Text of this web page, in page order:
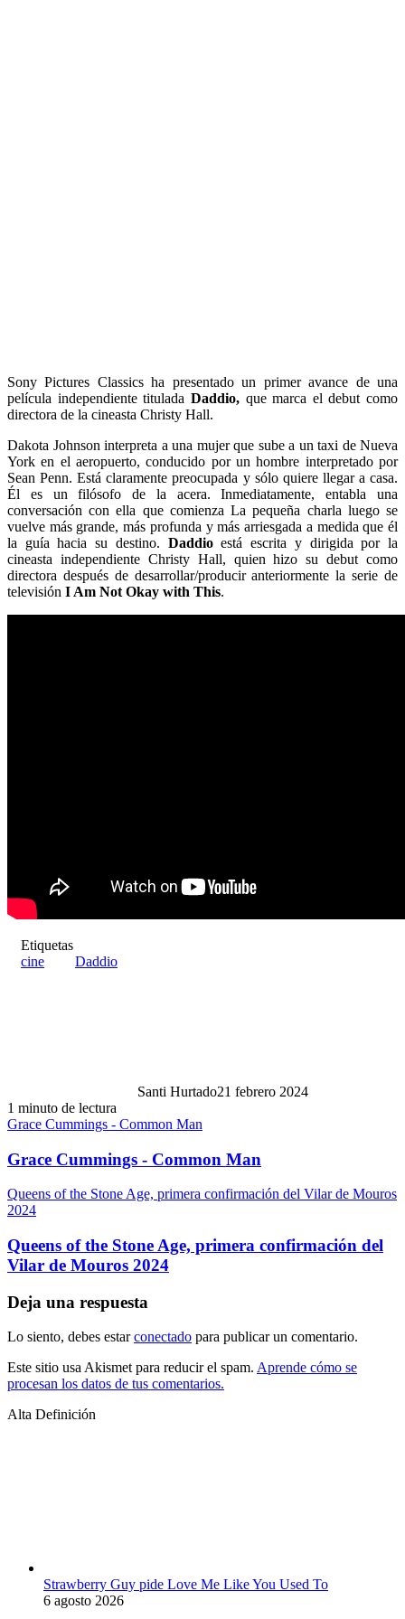
Sony Pictures Classics ha presentado un primer avance de una
película independiente titulada Daddio,que marca el debut como
directora de la cineasta Christy Hall.
Dakota Johnson interpreta a una mujer que sube a un taxi de Nueva
York en el aeropuerto, conducido por un hombre interpretado por
Sean Penn. Está claramente preocupada y sólo quiere llegar a casa.
Él es un filósofo de la acera. Inmediatamente, entabla una
conversación con ella que comienza La pequeña charla luego se
vuelve más grande, más profunda y más arriesgada a medida que él
la guía hacia su destino. Daddioestá escrita y dirigida por la
cineasta independiente Christy Hall, quien hizo su debut como
directora después de desarrollar/producir anteriormente la serie de
televisión I Am Not Okay with This.
Etiquetas
cine
Daddio
Santi Hurtado21 febrero 2024
1 minuto de lectura
Grace Cummings - Common Man
Grace Cummings - Common Man
Queens of the Stone Age, primera confirmación del Vilar de Mouros
2024
Queens of the Stone Age, primera confirmación del
Vilar de Mouros 2024
Deja una respuesta
Lo siento, debes estarconectado para publicar un comentario.
Este sitio usa Akismet para reducir el spam. Aprende cómo se
procesan los datos de tus comentarios.
Alta Definición
Strawberry Guy pide Love Me Like You Used To
6 agosto 2026